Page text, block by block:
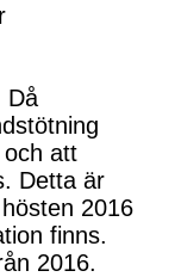
Då
att
Detta är
2016
finns.
2016.